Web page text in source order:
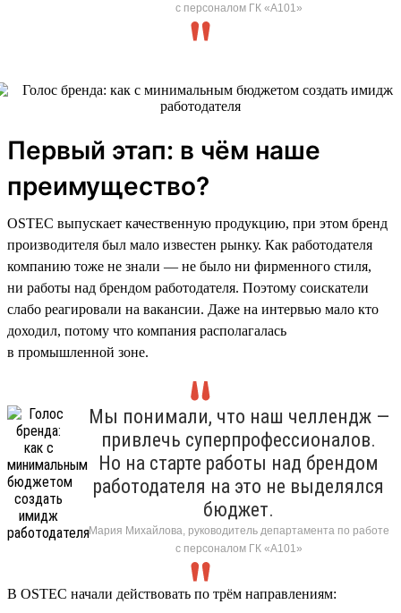
с персоналом ГК «А101»
Первый этап: в чём наше
преимущество?
OSTEC выпускает качественную продукцию, при этом бренд
производителя был мало известен рынку. Как работодателя
компанию тоже не знали — не было ни фирменного стиля,
ни работы над брендом работодателя. Поэтому соискатели
слабо реагировали на вакансии. Даже на интервью мало кто
доходил, потому что компания располагалась
в промышленной зоне.
Мы понимали, что наш челлендж —
привлечь суперпрофессионалов.
Но на старте работы над брендом
работодателя на это не выделялся
бюджет.
Мария Михайлова, руководитель департамента по работе
с персоналом ГК «А101»
В OSTEC начали действовать по трём направлениям: